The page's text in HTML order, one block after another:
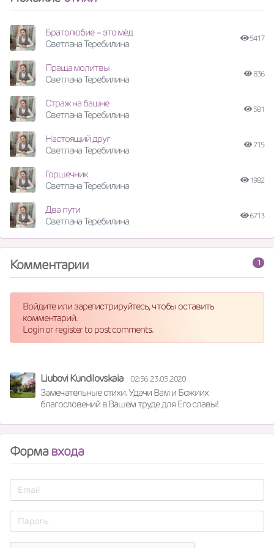
Братолюбие – это мёд
Светлана Теребилина
5417
Праща молитвы
Светлана Теребилина
836
Страж на башне
Светлана Теребилина
581
Настоящий друг
Светлана Теребилина
715
Горшечник
Светлана Теребилина
1982
Два пути
Светлана Теребилина
6713
1
Комментарии
Войдите или зарегистрируйтесь, чтобы оставить
комментарий.
Login or register to post comments.
Liubovi Kundilovskaia 02:56 23.05.2020
Замечательные стихи. Удачи Вам и Божиих
благословений в Вашем труде для Его славы!
Формавхода